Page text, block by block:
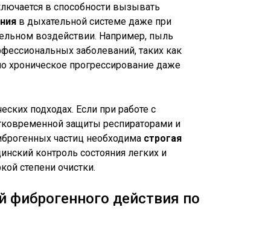
в способности вызывать
в дыхательной системе даже при
воздействии. Например, пыль
заболеваний, таких как
хроническое прогрессирование даже
подходах. Если при работе с
защиты респираторами и
частиц необходима строгая
контроль состояния легких и
степени очистки.
фиброгенного действия по